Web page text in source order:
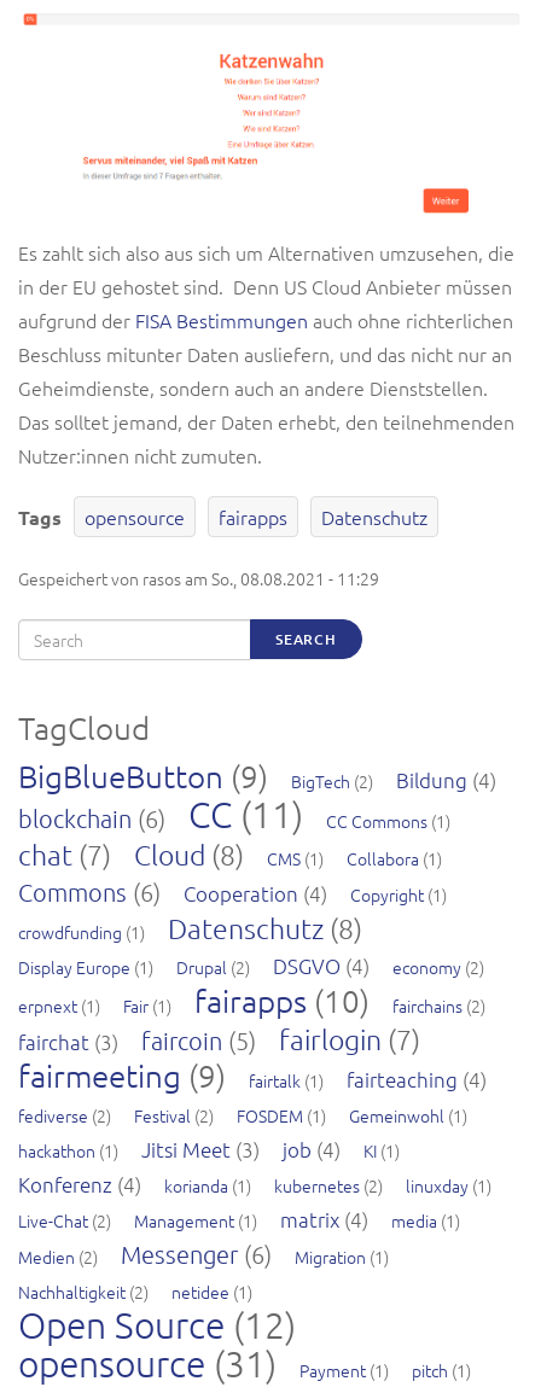
Es zahlt sich also aus sich um Alternativen umzusehen, die
in der EU gehostet sind. Denn US Cloud Anbieter müssen
aufgrund der FISA Bestimmungen auch ohne richterlichen
Beschluss mitunter Daten ausliefern, und das nicht nur an
Geheimdienste, sondern auch an andere Dienststellen.
Das solltet jemand, der Daten erhebt, den teilnehmenden
Nutzer:innen nicht zumuten.
Tags opensource fairapps Datenschutz
Gespeichert von rasosam So., 08.08.2021 - 11:29
Search SEARCH
TagCloud
BigBlueButton (9) BigTech (2) Bildung (4)
blockchain (6) CC (11) CC Commons (1)
chat (7) Cloud (8) CMS (1) Collabora (1)
Commons (6) Cooperation (4) Copyright (1)
crowdfunding (1) Datenschutz (8)
Display Europe (1) Drupal (2) DSGVO (4) economy (2)
erpnext (1) Fair (1) fairapps (10) fairchains (2)
fairchat (3) faircoin (5) fairlogin (7)
fairmeeting (9) fairtalk (1) fairteaching (4)
fediverse (2) Festival (2) FOSDEM (1) Gemeinwohl (1)
hackathon (1) Jitsi Meet (3) job (4) KI (1)
Konferenz (4) korianda (1) kubernetes (2) linuxday (1)
Live-Chat (2) Management (1) matrix (4) media (1)
Medien (2) Messenger (6) Migration (1)
Nachhaltigkeit (2) netidee (1)
Open Source (12)
opensource (31) Payment (1) pitch (1)